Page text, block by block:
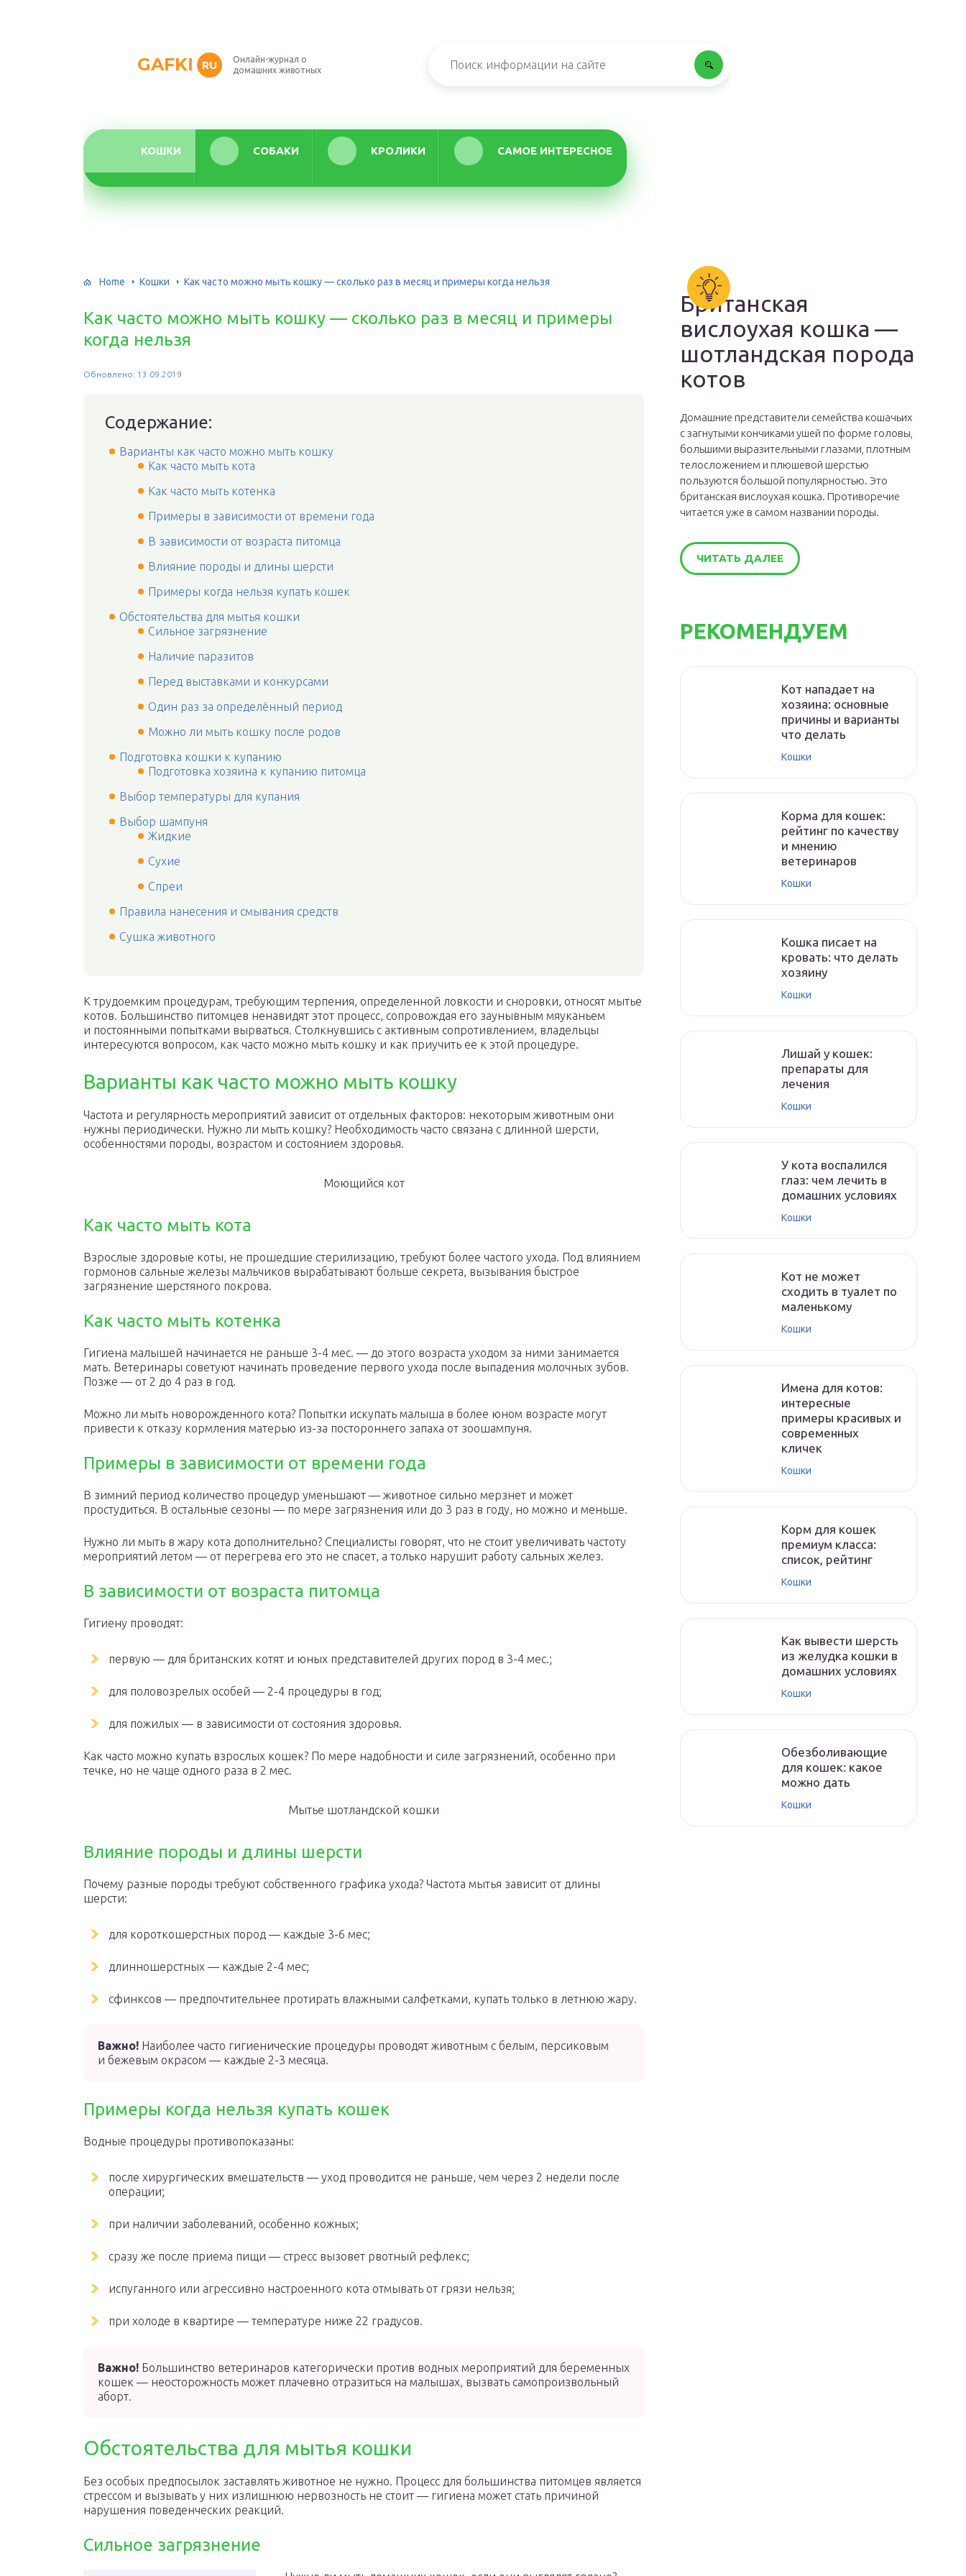
GAFKI RU
Онлайн-журнал о
домашних животных
КОШКИ СОБАКИ КРОЛИКИ САМОЕ ИНТЕРЕСНОЕ
Home Кошки Как часто можно мыть кошку — сколько раз в месяц и примеры когда нельзя
Как часто можно мыть кошку — сколько раз в месяц и примеры
когда нельзя
Обновлено: 13.09.2019
Содержание:
Варианты как часто можно мыть кошку
Как часто мыть кота
Как часто мыть котенка
Примеры в зависимости от времени года
В зависимости от возраста питомца
Влияние породы и длины шерсти
Примеры когда нельзя купать кошек
Обстоятельства для мытья кошки
Сильное загрязнение
Наличие паразитов
Перед выставками и конкурсами
Один раз за определённый период
Можно ли мыть кошку после родов
Подготовка кошки к купанию
Подготовка хозяина к купанию питомца
Выбор температуры для купания
Выбор шампуня
Жидкие
Сухие
Спреи
Правила нанесения и смывания средств
Сушка животного
К трудоемким процедурам, требующим терпения, определенной ловкости и сноровки, относят мытье
котов. Большинство питомцев ненавидят этот процесс, сопровождая его заунывным мяуканьем
и постоянными попытками вырваться. Столкнувшись с активным сопротивлением, владельцы
интересуются вопросом, как часто можно мыть кошку и как приучить ее к этой процедуре.
Варианты как часто можно мыть кошку
Частота и регулярность мероприятий зависит от отдельных факторов: некоторым животным они
нужны периодически. Нужно ли мыть кошку? Необходимость часто связана с длинной шерсти,
особенностями породы, возрастом и состоянием здоровья.
Моющийся кот
Как часто мыть кота
Взрослые здоровые коты, не прошедшие стерилизацию, требуют более частого ухода. Под влиянием
гормонов сальные железы мальчиков вырабатывают больше секрета, вызывания быстрое
загрязнение шерстяного покрова.
Как часто мыть котенка
Гигиена малышей начинается не раньше 3-4 мес. — до этого возраста уходом за ними занимается
мать. Ветеринары советуют начинать проведение первого ухода после выпадения молочных зубов.
Позже — от 2 до 4 раз в год.
Можно ли мыть новорожденного кота? Попытки искупать малыша в более юном возрасте могут
привести к отказу кормления матерью из-за постороннего запаха от зоошампуня.
Примеры в зависимости от времени года
В зимний период количество процедур уменьшают — животное сильно мерзнет и может
простудиться. В остальные сезоны — по мере загрязнения или до 3 раз в году, но можно и меньше.
Нужно ли мыть в жару кота дополнительно? Специалисты говорят, что не стоит увеличивать частоту
мероприятий летом — от перегрева его это не спасет, а только нарушит работу сальных желез.
В зависимости от возраста питомца
Гигиену проводят:
первую — для британских котят и юных представителей других пород в 3-4 мес.;
для половозрелых особей — 2-4 процедуры в год;
для пожилых — в зависимости от состояния здоровья.
Как часто можно купать взрослых кошек? По мере надобности и силе загрязнений, особенно при
течке, но не чаще одного раза в 2 мес.
Мытье шотландской кошки
Влияние породы и длины шерсти
Почему разные породы требуют собственного графика ухода? Частота мытья зависит от длины
шерсти:
для короткошерстных пород — каждые 3-6 мес;
длинношерстных — каждые 2-4 мес;
сфинксов — предпочтительнее протирать влажными салфетками, купать только в летнюю жару.
Важно! Наиболее часто гигиенические процедуры проводят животным с белым, персиковым
и бежевым окрасом — каждые 2-3 месяца.
Примеры когда нельзя купать кошек
Водные процедуры противопоказаны:
после хирургических вмешательств — уход проводится не раньше, чем через 2 недели после
операции;
при наличии заболеваний, особенно кожных;
сразу же после приема пищи — стресс вызовет рвотный рефлекс;
испуганного или агрессивно настроенного кота отмывать от грязи нельзя;
при холоде в квартире — температуре ниже 22 градусов.
Важно! Большинство ветеринаров категорически против водных мероприятий для беременных
кошек — неосторожность может плачевно отразиться на малышах, вызвать самопроизвольный
аборт.
Обстоятельства для мытья кошки
Без особых предпосылок заставлять животное не нужно. Процесс для большинства питомцев является
стрессом и вызывать у них излишнюю нервозность не стоит — гигиена может стать причиной
нарушения поведенческих реакций.
Сильное загрязнение
Британская
вислоухая кошка —
шотландская порода
котов
Домашние представители семейства кошачьих
с загнутыми кончиками ушей по форме головы,
большими выразительными глазами, плотным
телосложением и плюшевой шерстью
пользуются большой популярностью. Это
британская вислоухая кошка. Противоречие
читается уже в самом названии породы.
ЧИТАТЬ ДАЛЕЕ
РЕКОМЕНДУЕМ
Кот нападает на
хозяина: основные
причины и варианты
что делать
Кошки
Корма для кошек:
рейтинг по качеству
и мнению
ветеринаров
Кошки
Кошка писает на
кровать: что делать
хозяину
Кошки
Лишай у кошек:
препараты для
лечения
Кошки
У кота воспалился
глаз: чем лечить в
домашних условиях
Кошки
Кот не может
сходить в туалет по
маленькому
Кошки
Имена для котов:
интересные
примеры красивых и
современных
кличек
Кошки
Корм для кошек
премиум класса:
список, рейтинг
Кошки
Как вывести шерсть
из желудка кошки в
домашних условиях
Кошки
Обезболивающие
для кошек: какое
можно дать
Кошки